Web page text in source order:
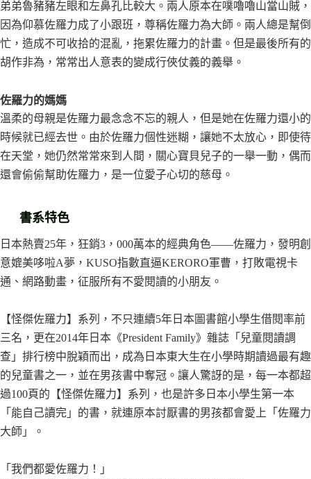
弟弟魯豬豬左眼和左鼻孔比較大。兩人原本在噗嚕嚕山當山賊，
因為仰慕佐羅力成了小跟班，尊稱佐羅力為大師。兩人總是幫倒
忙，造成不可收拾的混亂，拖累佐羅力的計畫。但是最後所有的
胡作非為，常常出人意表的變成行俠仗義的義舉。
佐羅力的媽媽
溫柔的母親是佐羅力最念念不忘的親人，但是她在佐羅力還小的
時候就已經去世。由於佐羅力個性迷糊，讓她不太放心，即使待
在天堂，她仍然常常來到人間，關心寶貝兒子的一舉一動，偶而
還會偷偷幫助佐羅力，是一位愛子心切的慈母。
書系特色
日本熱賣25年，狂銷3，000萬本的經典角色——佐羅力，發明創
意媲美哆啦A夢，KUSO指數直逼KERORO軍曹，打敗電視卡
通、網路動畫，征服所有不愛閱讀的小朋友。
【怪傑佐羅力】系列，不只連續5年日本圖書館小學生借閱率前
三名，更在2014年日本《President Family》雜誌「兒童閱讀調
查」排行榜中脫穎而出，成為日本東大生在小學時期讀過最有趣
的兒童書之一，並在男孩書中奪冠。讓人驚訝的是，每一本都超
過100頁的【怪傑佐羅力】系列，也是許多日本小學生第一本
「能自己讀完」的書，就連原本討厭書的男孩都會愛上「佐羅力
大師」。
「我們都愛佐羅力！」